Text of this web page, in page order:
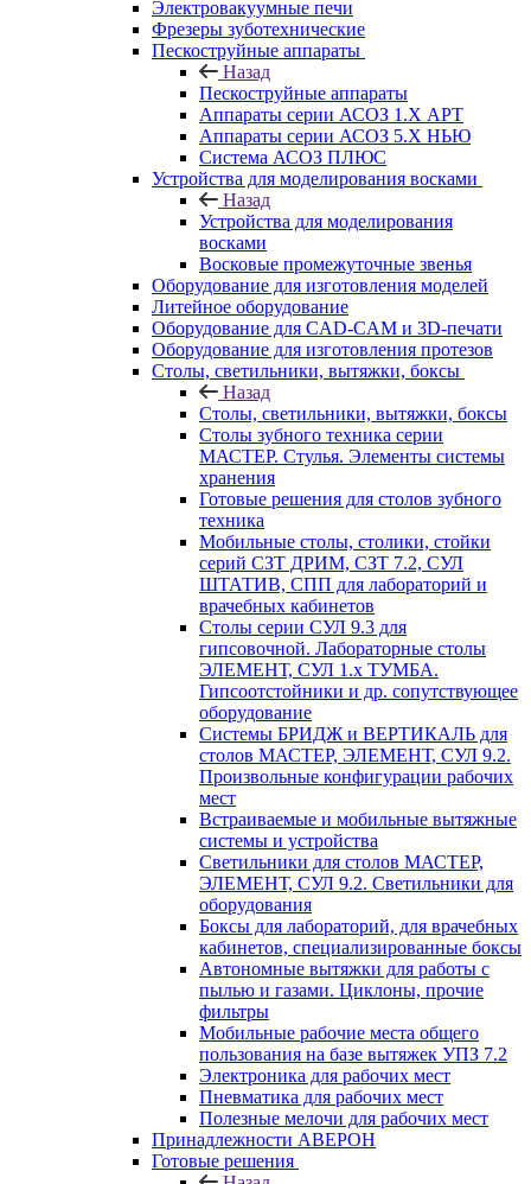
Электровакуумные печи
Фрезеры зуботехнические
Пескоструйные аппараты
Назад
Пескоструйные аппараты
Аппараты серии АСОЗ 1.Х АРТ
Аппараты серии АСОЗ 5.Х НЬЮ
Система АСОЗ ПЛЮС
Устройства для моделирования восками
Назад
Устройства для моделирования
восками
Восковые промежуточные звенья
Оборудование для изготовления моделей
Литейное оборудование
Оборудование для CAD-CAM и 3D-печати
Оборудование для изготовления протезов
Cтолы, светильники, вытяжки, боксы
Назад
Cтолы, светильники, вытяжки, боксы
Столы зубного техника серии
МАСТЕР. Стулья. Элементы системы
хранения
Готовые решения для столов зубного
техника
Мобильные столы, столики, стойки
серий СЗТ ДРИМ, СЗТ 7.2, СУЛ
ШТАТИВ, СПП для лабораторий и
врачебных кабинетов
Столы серии СУЛ 9.3 для
гипсовочной. Лабораторные столы
ЭЛЕМЕНТ, СУЛ 1.х ТУМБА.
Гипсоотстойники и др. сопутствующее
оборудование
Системы БРИДЖ и ВЕРТИКАЛЬ для
столов МАСТЕР, ЭЛЕМЕНТ, СУЛ 9.2.
Произвольные конфигурации рабочих
мест
Встраиваемые и мобильные вытяжные
системы и устройства
Светильники для столов МАСТЕР,
ЭЛЕМЕНТ, СУЛ 9.2. Светильники для
оборудования
Боксы для лабораторий, для врачебных
кабинетов, специализированные боксы
Автономные вытяжки для работы с
пылью и газами. Циклоны, прочие
фильтры
Мобильные рабочие места общего
пользования на базе вытяжек УПЗ 7.2
Электроника для рабочих мест
Пневматика для рабочих мест
Полезные мелочи для рабочих мест
Принадлежности АВЕРОН
Готовые решения